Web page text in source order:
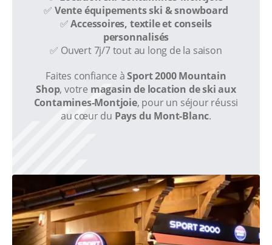
✅Vente équipements ski & snowboard
✅Accessoires, textile et conseils
personnalisés
✅ Ouvert 7j/7 tout au long de la saison
Faites confiance àSport 2000 Mountain
Shop, votre magasin de location de ski aux
Contamines-Montjoie, pour un séjour réussi
au cœur du Pays du Mont-Blanc.